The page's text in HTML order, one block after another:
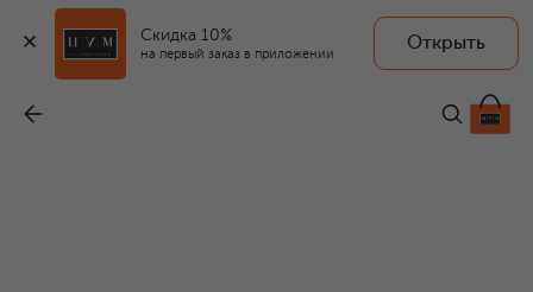
Скидка 10%
на первый заказ в приложении
Открыть